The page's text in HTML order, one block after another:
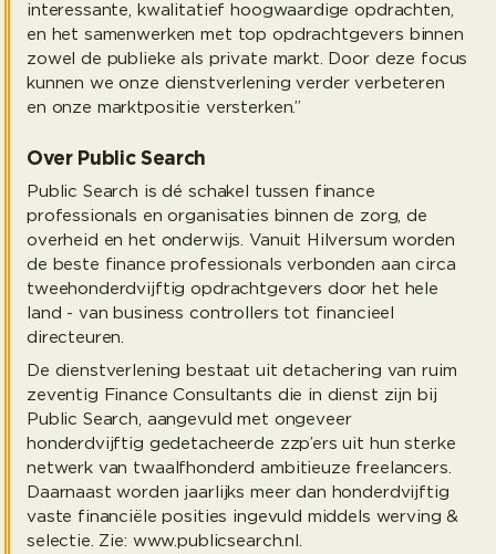
interessante, kwalitatief hoogwaardige opdrachten,
en het samenwerken met top opdrachtgevers binnen
zowel de publieke als private markt. Door deze focus
kunnen we onze dienstverlening verder verbeteren
en onze marktpositie versterken.”
Over Public Search
Public Search is dé schakel tussen finance
professionals en organisaties binnen de zorg, de
overheid en het onderwijs. Vanuit Hilversum worden
de beste finance professionals verbonden aan circa
tweehonderdvijftig opdrachtgevers door het hele
land - van business controllers tot financieel
directeuren.
De dienstverlening bestaat uit detachering van ruim
zeventig Finance Consultants die in dienst zijn bij
Public Search, aangevuld met ongeveer
honderdvijftig gedetacheerde zzp’ers uit hun sterke
netwerk van twaalfhonderd ambitieuze freelancers.
Daarnaast worden jaarlijks meer dan honderdvijftig
vaste financiële posities ingevuld middels werving &
selectie. Zie: www.publicsearch.nl.